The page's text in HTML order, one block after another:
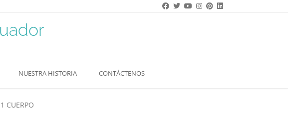
NUESTRA HISTORIA CONTÁCTENOS
CUERPO